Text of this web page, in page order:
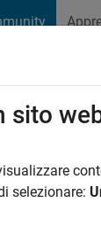
Following:0
sito
selezionare: